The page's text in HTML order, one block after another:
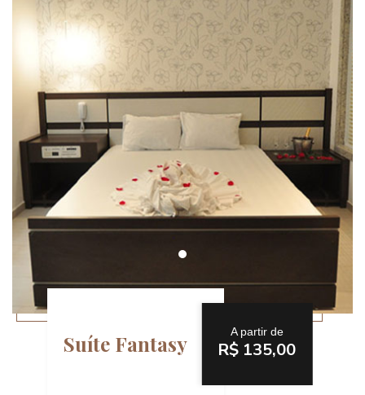
Suíte Fantasy A partir de
R$ 135,00